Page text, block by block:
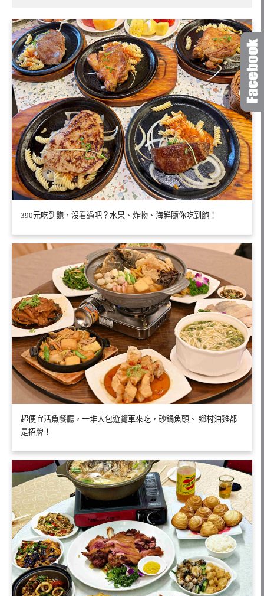
390元吃到飽，沒看過吧？水果、炸物、海鮮隨你吃到飽！
超便宜活魚餐廳，一堆人包遊覽車來吃，砂鍋魚頭、 鄉村油雞都
是招牌！